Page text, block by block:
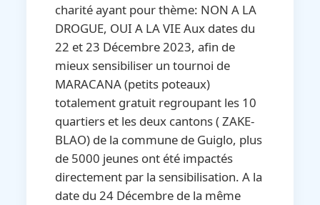
charité ayant pour thème: NON A LA
DROGUE, OUI A LA VIE Aux dates du
22 et 23 Décembre 2023, afin de
mieux sensibiliser un tournoi de
MARACANA (petits poteaux)
totalement gratuit regroupant les 10
quartiers et les deux cantons ( ZAKE-
BLAO) de la commune de Guiglo, plus
de 5000 jeunes ont été impactés
directement par la sensibilisation. A la
date du 24 Décembre de la même